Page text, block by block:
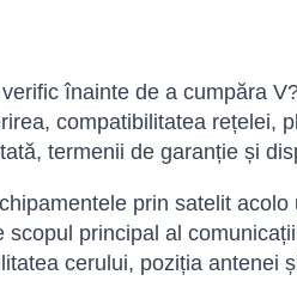
înainte de a cumpăra
compatibilitatea rețelei,
termenii de garanție și
prin satelit
scopul principal al
cerului, poziția antenei